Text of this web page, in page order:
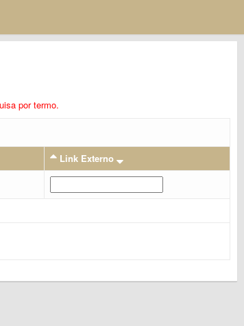
por termo.
Link Externo